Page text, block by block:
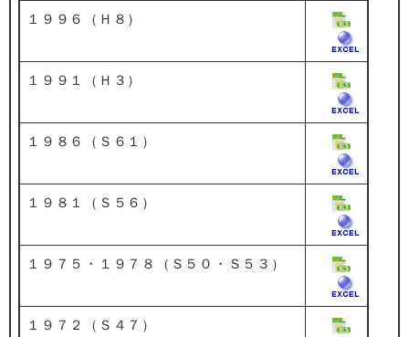
１９９６（Ｈ８）
１９９１（Ｈ３）
１９８６（Ｓ６１）
１９８１（Ｓ５６）
１９７５・１９７８（Ｓ５０・Ｓ５３）
１９７２（Ｓ４７）